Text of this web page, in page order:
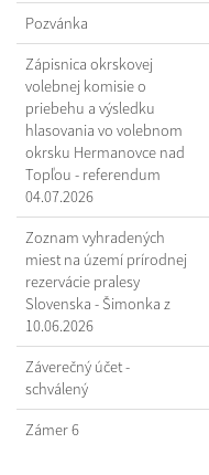
Pozvánka
Zápisnica okrskovej
volebnej komisie o
priebehu a výsledku
hlasovania vo volebnom
okrsku Hermanovce nad
Topľou - referendum
04.07.2026
Zoznam vyhradených
miest na území prírodnej
rezervácie pralesy
Slovenska - Šimonka z
10.06.2026
Záverečný účet -
schválený
Zámer 6